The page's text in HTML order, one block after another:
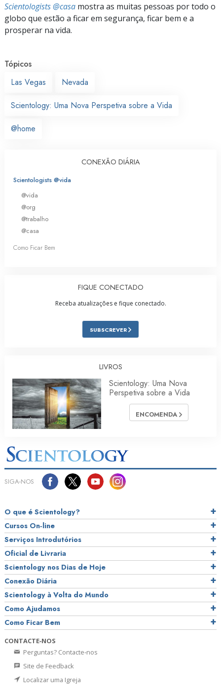
Scientologists @casa mostra as muitas pessoas por todo o
globo que estão a ficar em segurança, ficar bem e a
prosperar na vida.
Tópicos
Las Vegas
Nevada
Scientology: Uma Nova Perspetiva sobre a Vida
@home
CONEXÃO DIÁRIA
Scientologists @vida
@vida
@org
@trabalho
@casa
Como Ficar Bem
FIQUE CONECTADO
Receba atualizações e fique conectado.
SUBSCREVER
LIVROS
Scientology: Uma Nova
Perspetiva sobre a Vida
ENCOMENDA
SIGA‑NOS
O que é Scientology?
Cursos On‑line
Serviços Introdutórios
Oficial de Livraria
Scientology nos Dias de Hoje
Conexão Diária
Scientology à Volta do Mundo
Como Ajudamos
Como Ficar Bem
CONTACTE‑NOS
Perguntas? Contacte‑nos
Site de Feedback
Localizar uma Igreja